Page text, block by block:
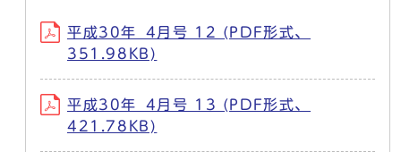
平成30年_4月号 12 (PDF形式、
351.98KB)
平成30年_4月号 13 (PDF形式、
421.78KB)